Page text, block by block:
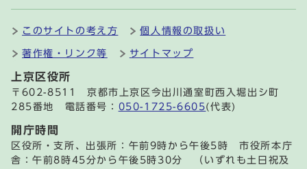
このサイトの考え方 個人情報の取扱い
著作権・リンク等 サイトマップ
上京区役所
〒602-8511 京都市上京区今出川通室町西入堀出シ町
285番地 電話番号： 050-1725-6605(代表)
開庁時間
区役所・支所、出張所：午前9時から午後5時 市役所本庁
舎：午前8時45分から午後5時30分 （いずれも土日祝及